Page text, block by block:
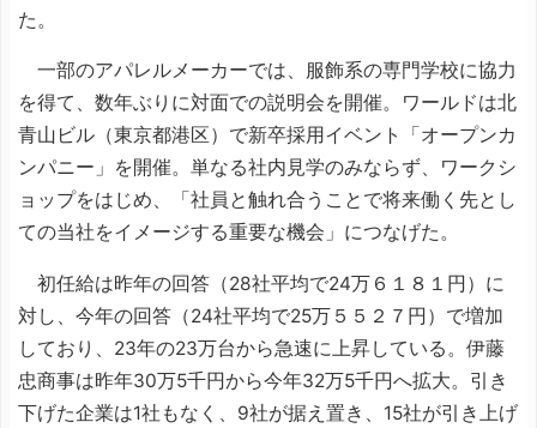
た。
一部のアパレルメーカーでは、服飾系の専門学校に協力
を得て、数年ぶりに対面での説明会を開催。ワールドは北
青山ビル（東京都港区）で新卒採用イベント「オープンカ
ンパニー」を開催。単なる社内見学のみならず、ワークシ
ョップをはじめ、「社員と触れ合うことで将来働く先とし
ての当社をイメージする重要な機会」につなげた。
初任給は昨年の回答（28社平均で24万６１８１円）に
対し、今年の回答（24社平均で25万５５２７円）で増加
しており、23年の23万台から急速に上昇している。伊藤
忠商事は昨年30万5千円から今年32万5千円へ拡大。引き
下げた企業は1社もなく、9社が据え置き、15社が引き上げ